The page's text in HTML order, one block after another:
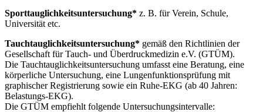
Sporttauglichkeitsuntersuchung* z. B. für Verein, Schule,
Universität etc.
Tauchtauglichkeitsuntersuchung* gemäß den Richtlinien der
Gesellschaft für Tauch- und Überdruckmedizin e.V. (GTÜM).
Die Tauchtauglichkeitsuntersuchung umfasst eine Beratung, eine
körperliche Untersuchung, eine Lungenfunktionsprüfung mit
graphischer Registrierung sowie ein Ruhe-EKG (ab 40 Jahren:
Belastungs-EKG).
Die GTÜM empfiehlt folgende Untersuchungsintervalle: